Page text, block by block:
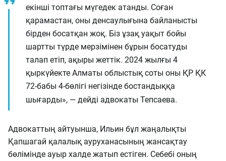
екінші топтағы мүгедек атанды. Соған
қарамастан, оны денсаулығына байланысты
бірден босатқан жоқ. Біз ұзақ уақыт бойы
шартты түрде мерзімінен бұрын босатуды
талап етіп, ақыры жеттік. 2024 жылғы 4
қыркүйекте Алматы облыстық соты оны ҚР ҚК
72-бабы 4-бөлігі негізінде бостандыққа
шығарды», — дейді адвокаты Тепсаева.
Адвокаттың айтуынша, Ильин бұл жаңалықты
Қапшагай қалалық ауруханасының жансақтау
бөлімінде ауыр халде жатып естіген. Себебі оның